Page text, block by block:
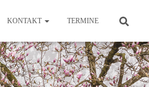
KONTAKT TERMINE